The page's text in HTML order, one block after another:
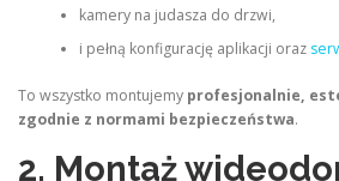
kamery na judasza do drzwi,
i pełną konfigurację aplikacji oraz
To wszystko montujemy profesjonalnie,
zgodnie z normami bezpieczeństwa.
2. Montaż